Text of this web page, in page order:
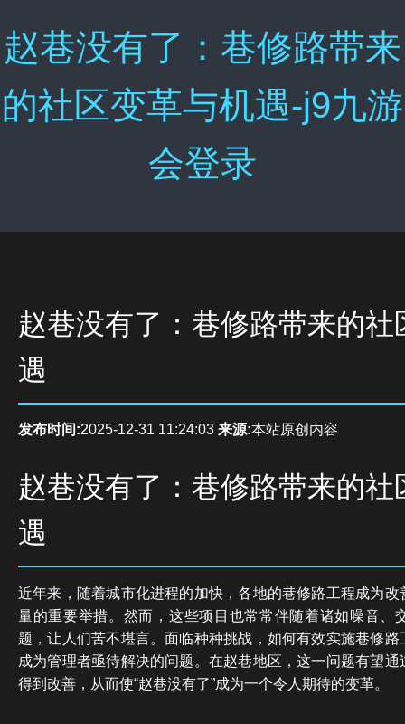
赵巷没有了：巷修路带来
的社区变革与机遇-j9九游
会登录
赵巷没有了：巷修路带来的社
遇
发布时间:2025-12-31 11:24:03 来源:本站原创内容
赵巷没有了：巷修路带来的社
遇
近年来，随着城市化进程的加快，各地的巷修路工程成为
量的重要举措。然而，这些项目也常常伴随着诸如噪音、
题，让人们苦不堪言。面临种种挑战，如何有效实施巷修
成为管理者亟待解决的问题。在赵巷地区，这一问题有望
得到改善，从而使“赵巷没有了”成为一个令人期待的变革。